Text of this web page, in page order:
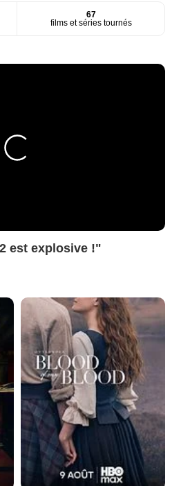
67
films et séries tournés
est explosive !"